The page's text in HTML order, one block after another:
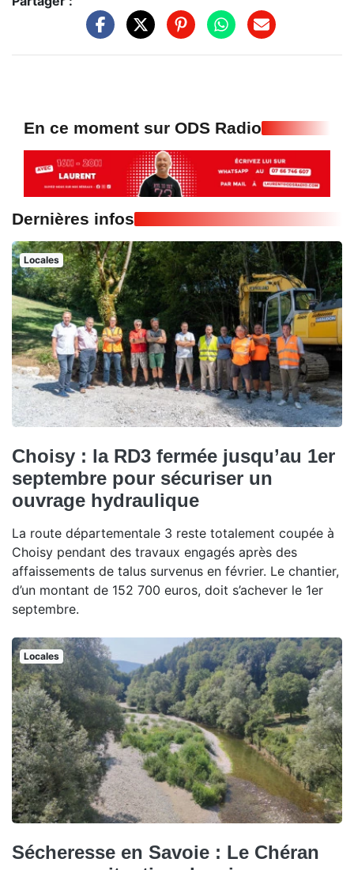
En ce moment sur ODS Radio
Dernières infos
Locales
Choisy : la RD3 fermée jusqu’au 1er
septembre pour sécuriser un
ouvrage hydraulique
La route départementale 3 reste totalement coupée à
Choisy pendant des travaux engagés après des
affaissements de talus survenus en février. Le chantier,
d’un montant de 152 700 euros, doit s’achever le 1er
septembre.
Locales
Sécheresse en Savoie : Le Chéran